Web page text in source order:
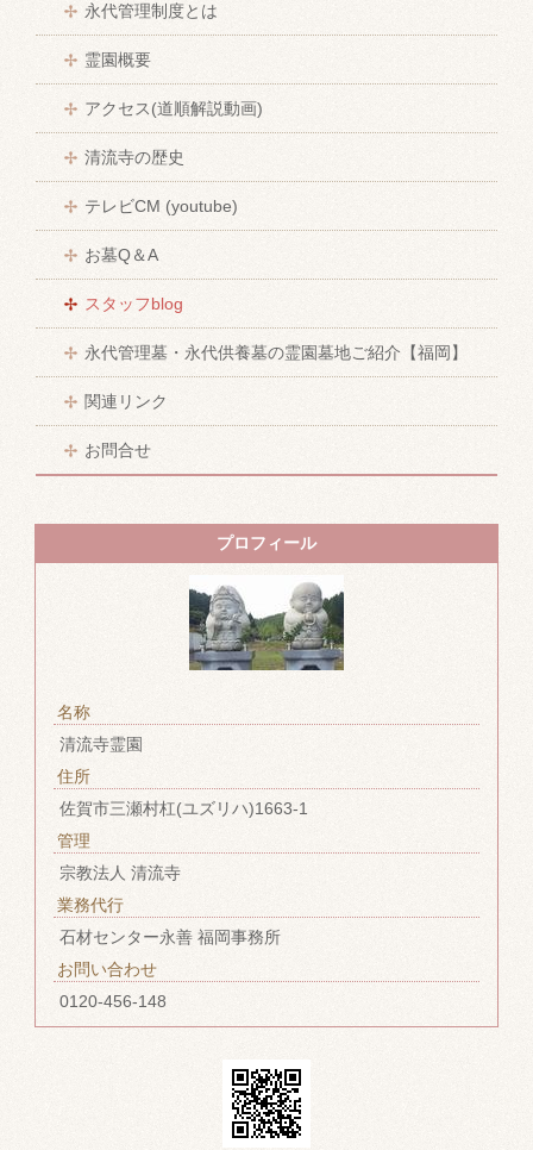
永代管理制度とは
霊園概要
アクセス(道順解説動画)
清流寺の歴史
テレビCM (youtube)
お墓Q＆A
スタッフblog
永代管理墓・永代供養墓の霊園墓地ご紹介【福岡】
関連リンク
お問合せ
プロフィール
名称
清流寺霊園
住所
佐賀市三瀬村杠(ユズリハ)1663-1
管理
宗教法人 清流寺
業務代行
石材センター永善 福岡事務所
お問い合わせ
0120-456-148